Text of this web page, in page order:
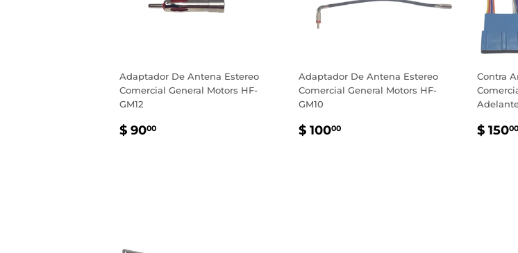
Adaptador De Antena Estereo
Comercial General Motors HF-
GM12
PRECIO
$ 9000
Adaptador De Antena Estereo
Comercial General Motors HF-
GM10
PRECIO
$ 10000$
Contra
$ 15000